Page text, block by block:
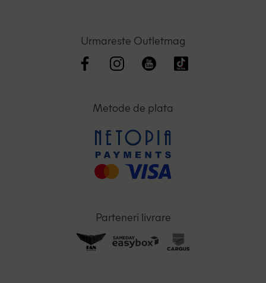
Urmareste Outletmag
Metode de plata
Parteneri livrare